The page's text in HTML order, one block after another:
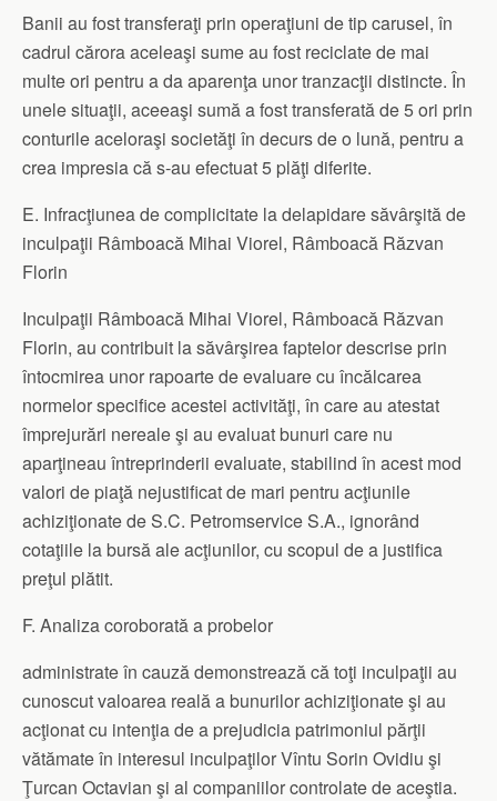
Banii au fost transferaţi prin operaţiuni de tip carusel, în
cadrul cărora aceleaşi sume au fost reciclate de mai
multe ori pentru a da aparenţa unor tranzacţii distincte. În
unele situaţii, aceeaşi sumă a fost transferată de 5 ori prin
conturile aceloraşi societăţi în decurs de o lună, pentru a
crea impresia că s-au efectuat 5 plăţi diferite.
E. Infracţiunea de complicitate la delapidare săvârşită de
inculpaţii Râmboacă Mihai Viorel, Râmboacă Răzvan
Florin
Inculpaţii Râmboacă Mihai Viorel, Râmboacă Răzvan
Florin, au contribuit la săvârşirea faptelor descrise prin
întocmirea unor rapoarte de evaluare cu încălcarea
normelor specifice acestei activităţi, în care au atestat
împrejurări nereale şi au evaluat bunuri care nu
aparţineau întreprinderii evaluate, stabilind în acest mod
valori de piaţă nejustificat de mari pentru acţiunile
achiziţionate de S.C. Petromservice S.A., ignorând
cotaţiile la bursă ale acţiunilor, cu scopul de a justifica
preţul plătit.
F. Analiza coroborată a probelor
administrate în cauză demonstrează că toţi inculpaţii au
cunoscut valoarea reală a bunurilor achiziţionate şi au
acţionat cu intenţia de a prejudicia patrimoniul părţii
vătămate în interesul inculpaţilor Vîntu Sorin Ovidiu şi
Ţurcan Octavian şi al companiilor controlate de aceştia.